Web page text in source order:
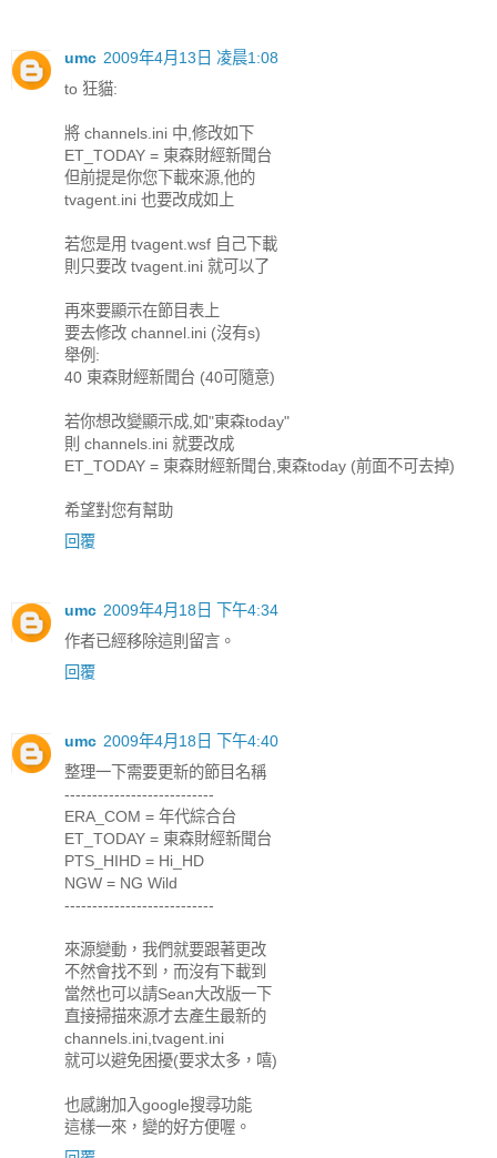
umc 2009年4月13日 凌晨1:08
to 狂貓:
將 channels.ini 中,修改如下
ET_TODAY = 東森財經新聞台
但前提是你您下載來源,他的
tvagent.ini 也要改成如上
若您是用 tvagent.wsf 自己下載
則只要改 tvagent.ini 就可以了
再來要顯示在節目表上
要去修改 channel.ini (沒有s)
舉例:
40 東森財經新聞台 (40可隨意)
若你想改變顯示成,如"東森today"
則 channels.ini 就要改成
ET_TODAY = 東森財經新聞台,東森today (前面不可去掉)
希望對您有幫助
回覆
umc 2009年4月18日 下午4:34
作者已經移除這則留言。
回覆
umc 2009年4月18日 下午4:40
整理一下需要更新的節目名稱
---------------------------
ERA_COM = 年代綜合台
ET_TODAY = 東森財經新聞台
PTS_HIHD = Hi_HD
NGW = NG Wild
---------------------------
來源變動，我們就要跟著更改
不然會找不到，而沒有下載到
當然也可以請Sean大改版一下
直接掃描來源才去產生最新的
channels.ini,tvagent.ini
就可以避免困擾(要求太多，嘻)
也感謝加入google搜尋功能
這樣一來，變的好方便喔。